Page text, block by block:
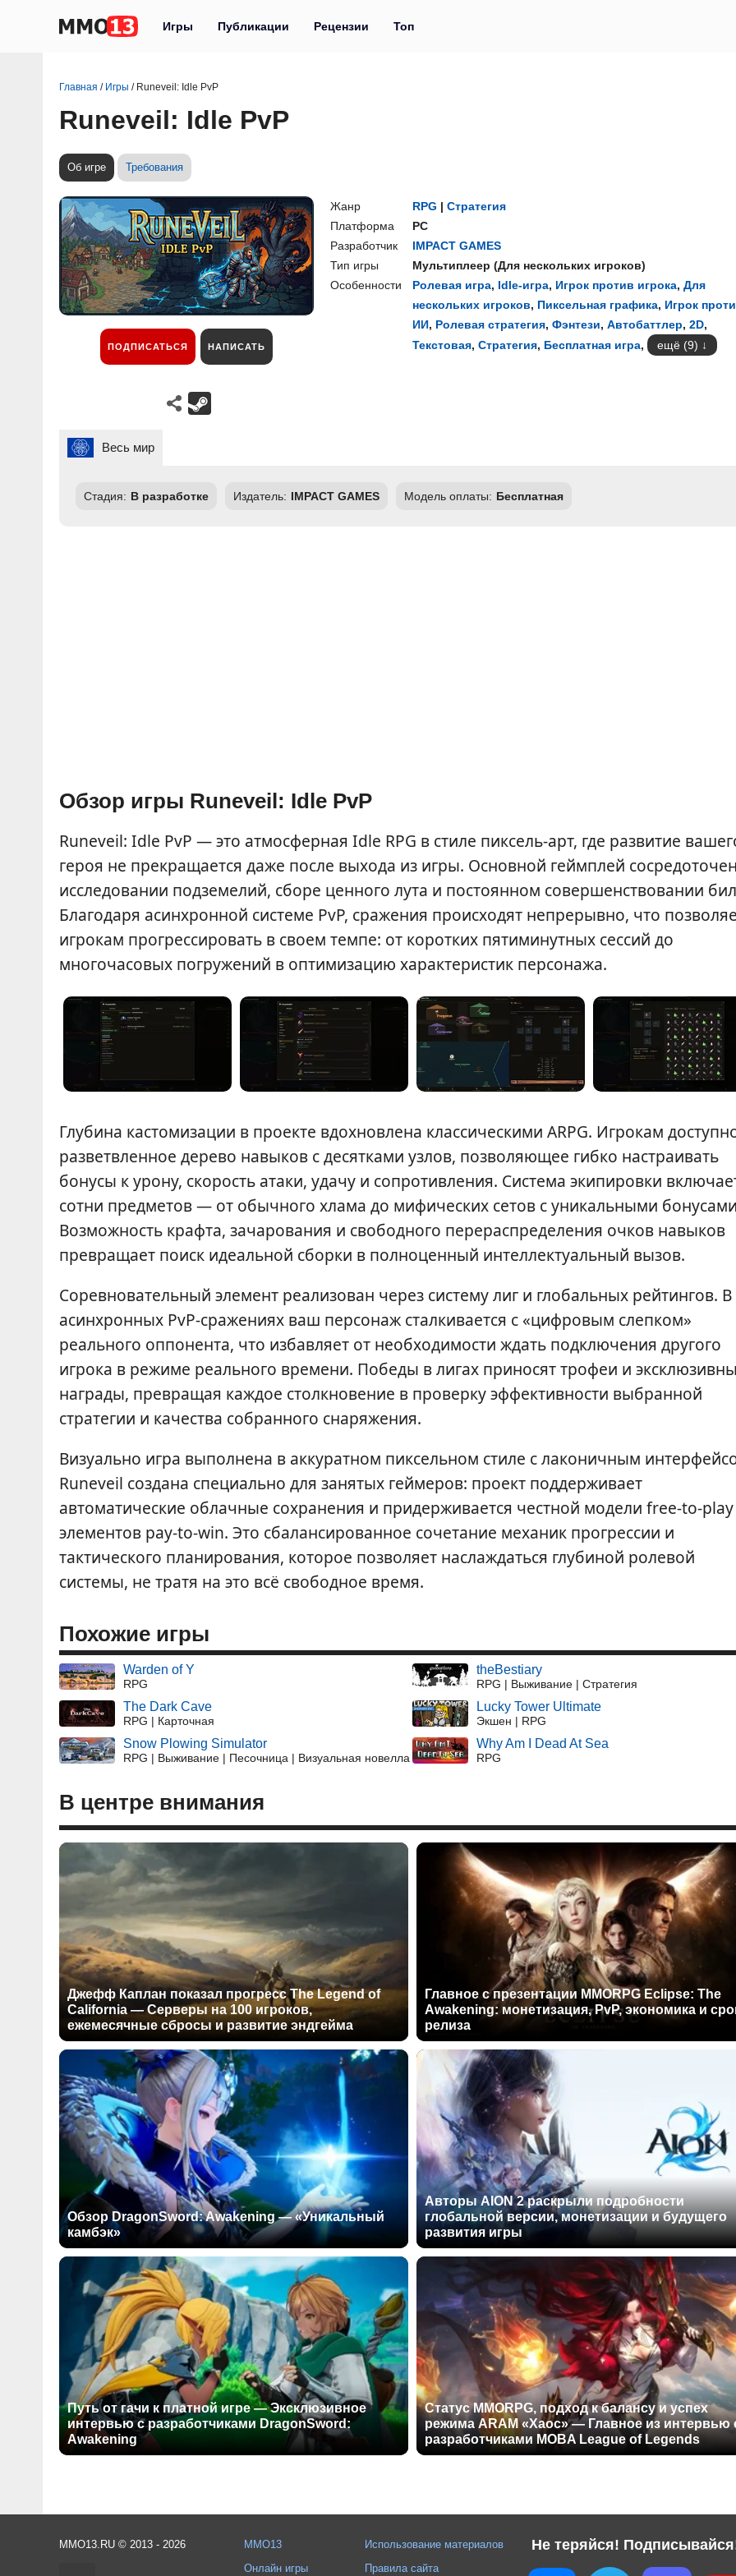
Игры Публикации Рецензии Топ
Главная / Игры / Runeveil: Idle PvP
Runeveil: Idle PvP
Об игре Требования
ПОДПИСАТЬСЯ НАПИСАТЬ
Жанр RPG | Стратегия
Платформа
PC
Разработчик
IMPACT GAMES
Тип игры
Мультиплеер (Для нескольких игроков)
Особенности
Ролевая игра, Idle-игра, Игрок против игрока, Для
нескольких игроков, Пиксельная графика, Игрок
ИИ, Ролевая стратегия, Фэнтези, Автобаттлер, 2D,
Текстовая, Стратегия, Бесплатная игра, ещё (9)
Весь мир
Стадия: В разработке Издатель: IMPACT GAMES Модель оплаты: Бесплатная
Обзор игры Runeveil: Idle PvP
Runeveil: Idle PvP — это атмосферная Idle RPG в стиле пиксель-арт, где развитие
героя не прекращается даже после выхода из игры. Основной геймплей
исследовании подземелий, сборе ценного лута и постоянном совершенствовании
Благодаря асинхронной системе PvP, сражения происходят непрерывно, что
игрокам прогрессировать в своем темпе: от коротких пятиминутных сессий до
многочасовых погружений в оптимизацию характеристик персонажа.
Глубина кастомизации в проекте вдохновлена классическими ARPG. Игрокам
разветвленное дерево навыков с десятками узлов, позволяющее гибко настраивать
бонусы к урону, скорость атаки, удачу и сопротивления. Система экипировки
сотни предметов — от обычного хлама до мифических сетов с уникальными
Возможность крафта, зачарования и свободного перераспределения очков навыков
превращает поиск идеальной сборки в полноценный интеллектуальный вызов.
Соревновательный элемент реализован через систему лиг и глобальных рейтингов. В
асинхронных PvP-сражениях ваш персонаж сталкивается с «цифровым слепком»
реального оппонента, что избавляет от необходимости ждать подключения другого
игрока в режиме реального времени. Победы в лигах приносят трофеи и
награды, превращая каждое столкновение в проверку эффективности выбранной
стратегии и качества собранного снаряжения.
Визуально игра выполнена в аккуратном пиксельном стиле с лаконичным
Runeveil создана специально для занятых геймеров: проект поддерживает
автоматические облачные сохранения и придерживается честной модели free-to-play
элементов pay-to-win. Это сбалансированное сочетание механик прогрессии и
тактического планирования, которое позволяет наслаждаться глубиной ролевой
системы, не тратя на это всё свободное время.
Похожие игры
Warden of Y
RPG
The Dark Cave
RPG | Карточная
Snow Plowing Simulator
RPG | Выживание | Песочница | Визуальная новелла
theBestiary
RPG | Выживание | Стратегия
Lucky Tower Ultimate
Экшен | RPG
Why Am I Dead At Sea
RPG
В центре внимания
Джефф Каплан показал прогресс The Legend of
California — Серверы на 100 игроков,
ежемесячные сбросы и развитие эндгейма
Главное с презентации MMORPG Eclipse: The
Awakening: монетизация, PvP, экономика и
релиза
Обзор DragonSword: Awakening — «Уникальный
камбэк»
Авторы AION 2 раскрыли подробности
глобальной версии, монетизации и будущего
развития игры
Путь от гачи к платной игре — Эксклюзивное
интервью с разработчиками DragonSword:
Awakening
Статус MMORPG, подход к балансу и успех
режима ARAM «Хаос» — Главное из интервью
разработчиками MOBA League of Legends
Не теряйся!
MMO13.RU © 2013 - 2026
MMO13
Онлайн игры
Использование материалов
Правила сайта